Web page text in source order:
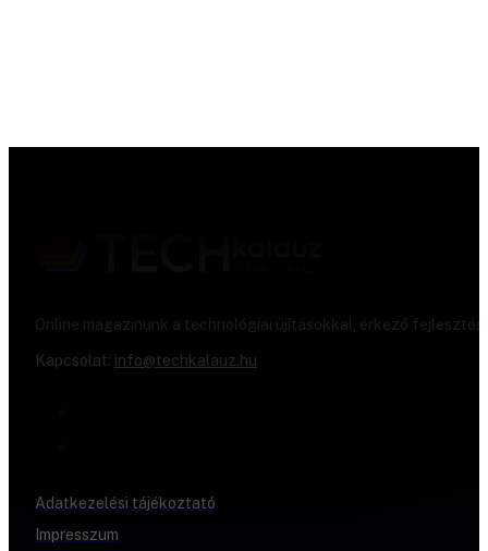
Online magazinunk a technológiai újításokkal, érkező
Kapcsolat: info@techkalauz.hu
Adatkezelési tájékoztató
Impresszum